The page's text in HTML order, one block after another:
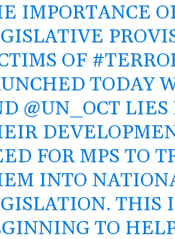
IMPORTANCE
OF
TODAY
@UN_OCT LIES
FOR MPS TO
INTO
THIS
TO